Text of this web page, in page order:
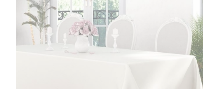
serdecznie, Zespół MONTAKIRA